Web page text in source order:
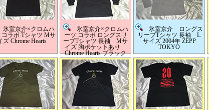
室京介×クロムハ
コラボ Tシャツ Mサ
ズ Chrome Hearts
氷室京介×クロムハ
ーツ コラボ ロングスリ
ーブTシャツ 長袖 Mサ
イズ 胸ポケットあり
Chrome Hearts ブラック
氷室京介 ロングス
リーブTシャツ 長袖 L
サイズ 2004年 ZEPP
TOKYO